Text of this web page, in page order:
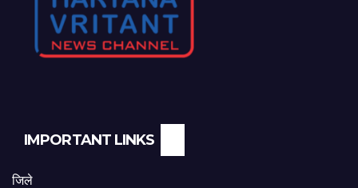
IMPORTANT LINKS
जिले